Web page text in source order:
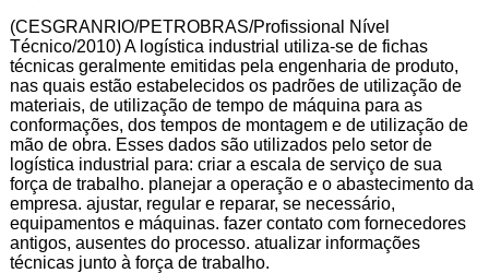
(CESGRANRIO/PETROBRAS/Profissional Nível
Técnico/2010) A logística industrial utiliza-se de fichas
técnicas geralmente emitidas pela engenharia de produto,
nas quais estão estabelecidos os padrões de utilização de
materiais, de utilização de tempo de máquina para as
conformações, dos tempos de montagem e de utilização de
mão de obra. Esses dados são utilizados pelo setor de
logística industrial para: criar a escala de serviço de sua
força de trabalho. planejar a operação e o abastecimento da
empresa. ajustar, regular e reparar, se necessário,
equipamentos e máquinas. fazer contato com fornecedores
antigos, ausentes do processo. atualizar informações
técnicas junto à força de trabalho.